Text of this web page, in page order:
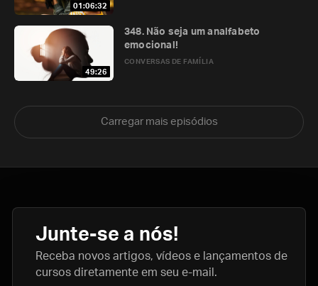
01:06:32
49:26
CONVERSAS DE FAMÍLIA
348. Não seja um analfabeto
emocional!
Carregar mais episódios
Junte-se a nós!
Receba novos artigos, vídeos e lançamentos de
cursos diretamente em seu e-mail.